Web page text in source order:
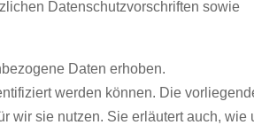
Datenschutzvorschriften sowie
Daten erhoben.
werden können. Die
wir sie nutzen. Sie erläutert auch, wie